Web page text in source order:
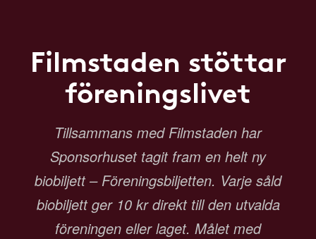
Filmstaden stöttar
föreningslivet
Tillsammans med Filmstaden har
Sponsorhuset tagit fram en helt ny
biobiljett – Föreningsbiljetten. Varje såld
biobiljett ger 10 kr direkt till den utvalda
föreningen eller laget. Målet med